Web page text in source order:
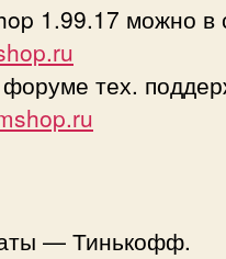
1.99.17 можно в
тех.
— Тинькофф.